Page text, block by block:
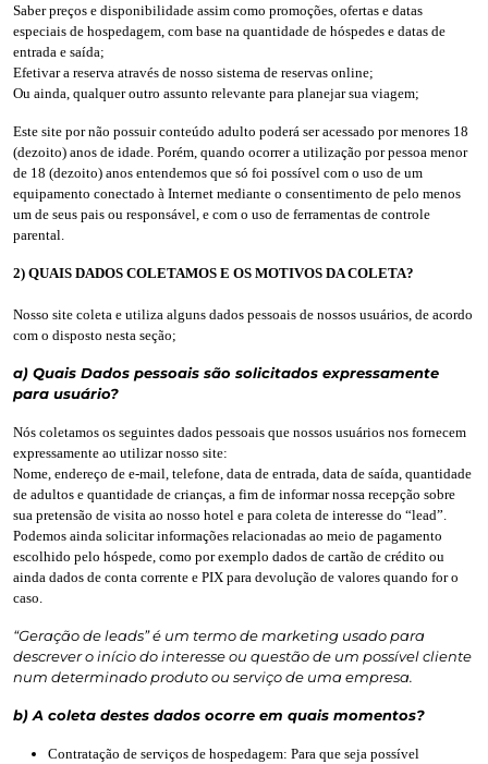
Saber preços e disponibilidade assim como promoções, ofertas e datas
especiais de hospedagem, com base na quantidade de hóspedes e datas de
entrada e saída;
Efetivar a reserva através de nosso sistema de reservas online;
Ou ainda, qualquer outro assunto relevante para planejar sua viagem;
Este site por não possuir conteúdo adulto poderá ser acessado por menores 18
(dezoito) anos de idade. Porém, quando ocorrer a utilização por pessoa menor
de 18 (dezoito) anos entendemos que só foi possível com o uso de um
equipamento conectado à Internet mediante o consentimento de pelo menos
um de seus pais ou responsável, e com o uso de ferramentas de controle
parental.
2) QUAIS DADOS COLETAMOS E OS MOTIVOS DA COLETA?
Nosso site coleta e utiliza alguns dados pessoais de nossos usuários, de acordo
com o disposto nesta seção;
a) Quais Dados pessoais são solicitados expressamente
para usuário?
Nós coletamos os seguintes dados pessoais que nossos usuários nos fornecem
expressamente ao utilizar nosso site:
Nome, endereço de e-mail, telefone, data de entrada, data de saída, quantidade
de adultos e quantidade de crianças, a fim de informar nossa recepção sobre
sua pretensão de visita ao nosso hotel e para coleta de interesse do “lead”.
Podemos ainda solicitar informações relacionadas ao meio de pagamento
escolhido pelo hóspede, como por exemplo dados de cartão de crédito ou
ainda dados de conta corrente e PIX para devolução de valores quando for o
caso.
“Geração de leads” é um termo de marketing usado para
descrever o início do interesse ou questão de um possível cliente
num determinado produto ou serviço de uma empresa.
b) A coleta destes dados ocorre em quais momentos?
Contratação de serviços de hospedagem: Para que seja possível